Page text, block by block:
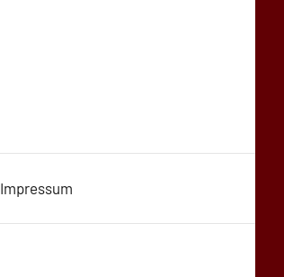
Impressum